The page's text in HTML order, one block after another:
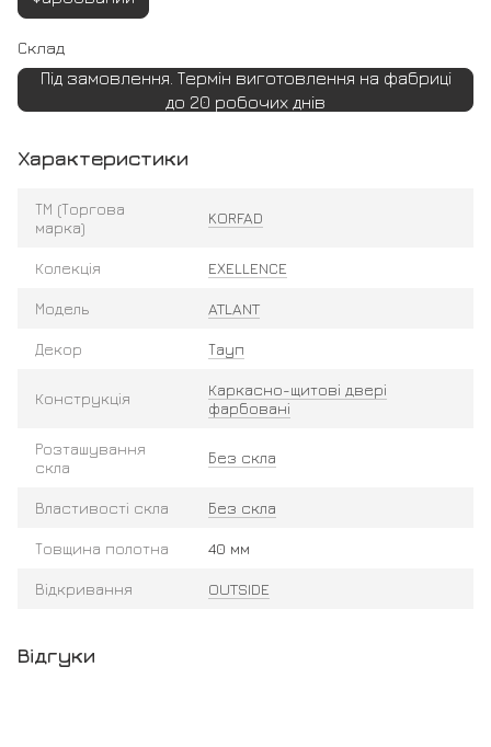
Склад
Під замовлення. Термін виготовлення на фабриці
до 20 робочих днів
Характеристики
ТМ (Торгова
марка)
KORFAD
Колекція EXELLENCE
Модель ATLANT
Декор Тауп
Конструкція
Каркасно-щитові двері
фарбовані
Розташування
скла
Без скла
Властивості скла Без скла
Товщина полотна 40 мм
Відкривання OUTSIDE
Відгуки